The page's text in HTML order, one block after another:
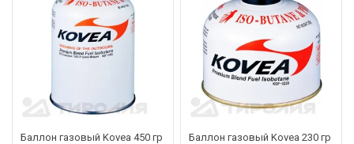
Баллон газовый Kovea 450 гр Баллон газовый Kovea 230 гр